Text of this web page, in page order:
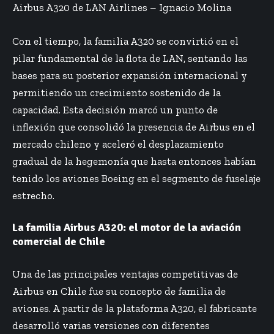
Airbus A320 de LAN Airlines – Ignacio Molina
Con el tiempo, la familia A320 se convirtió en el
pilar fundamental de la flota de LAN, sentando las
bases para su posterior expansión internacional y
permitiendo un crecimiento sostenido de la
capacidad. Esta decisión marcó un punto de
inflexión que consolidó la presencia de Airbus en el
mercado chileno y aceleró el desplazamiento
gradual de la hegemonía que hasta entonces habían
tenido los aviones Boeing en el segmento de fuselaje
estrecho.
La familia Airbus A320: el motor de la aviación
comercial de Chile
Una de las principales ventajas competitivas de
Airbus en Chile fue su concepto de familia de
aviones. A partir de la plataforma A320, el fabricante
desarrolló varias versiones con diferentes